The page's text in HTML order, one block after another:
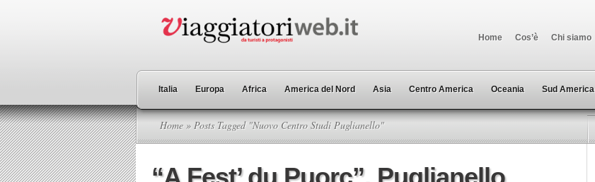
Home Cos’è Chi siamo
Italia Europa Africa America del Nord Asia Centro America Oceania Sud America
Home » Posts Tagged "Nuovo Centro Studi Puglianello"